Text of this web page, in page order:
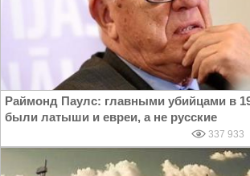
Раймонд Паулс: главными убийцами в
были латыши и евреи, а не русские
337 933